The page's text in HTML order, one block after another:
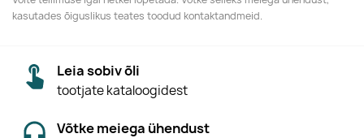
kasutades õiguslikus teates toodud kontaktandmeid.
Leia sobiv õli
tootjate kataloogidest
Võtke meiega ühendust